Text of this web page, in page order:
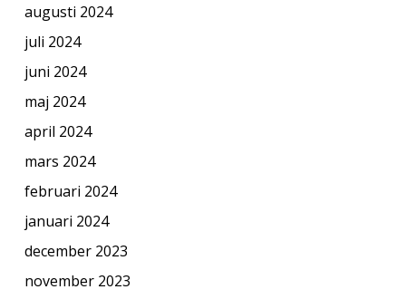
augusti 2024
juli 2024
juni 2024
maj 2024
april 2024
mars 2024
februari 2024
januari 2024
december 2023
november 2023